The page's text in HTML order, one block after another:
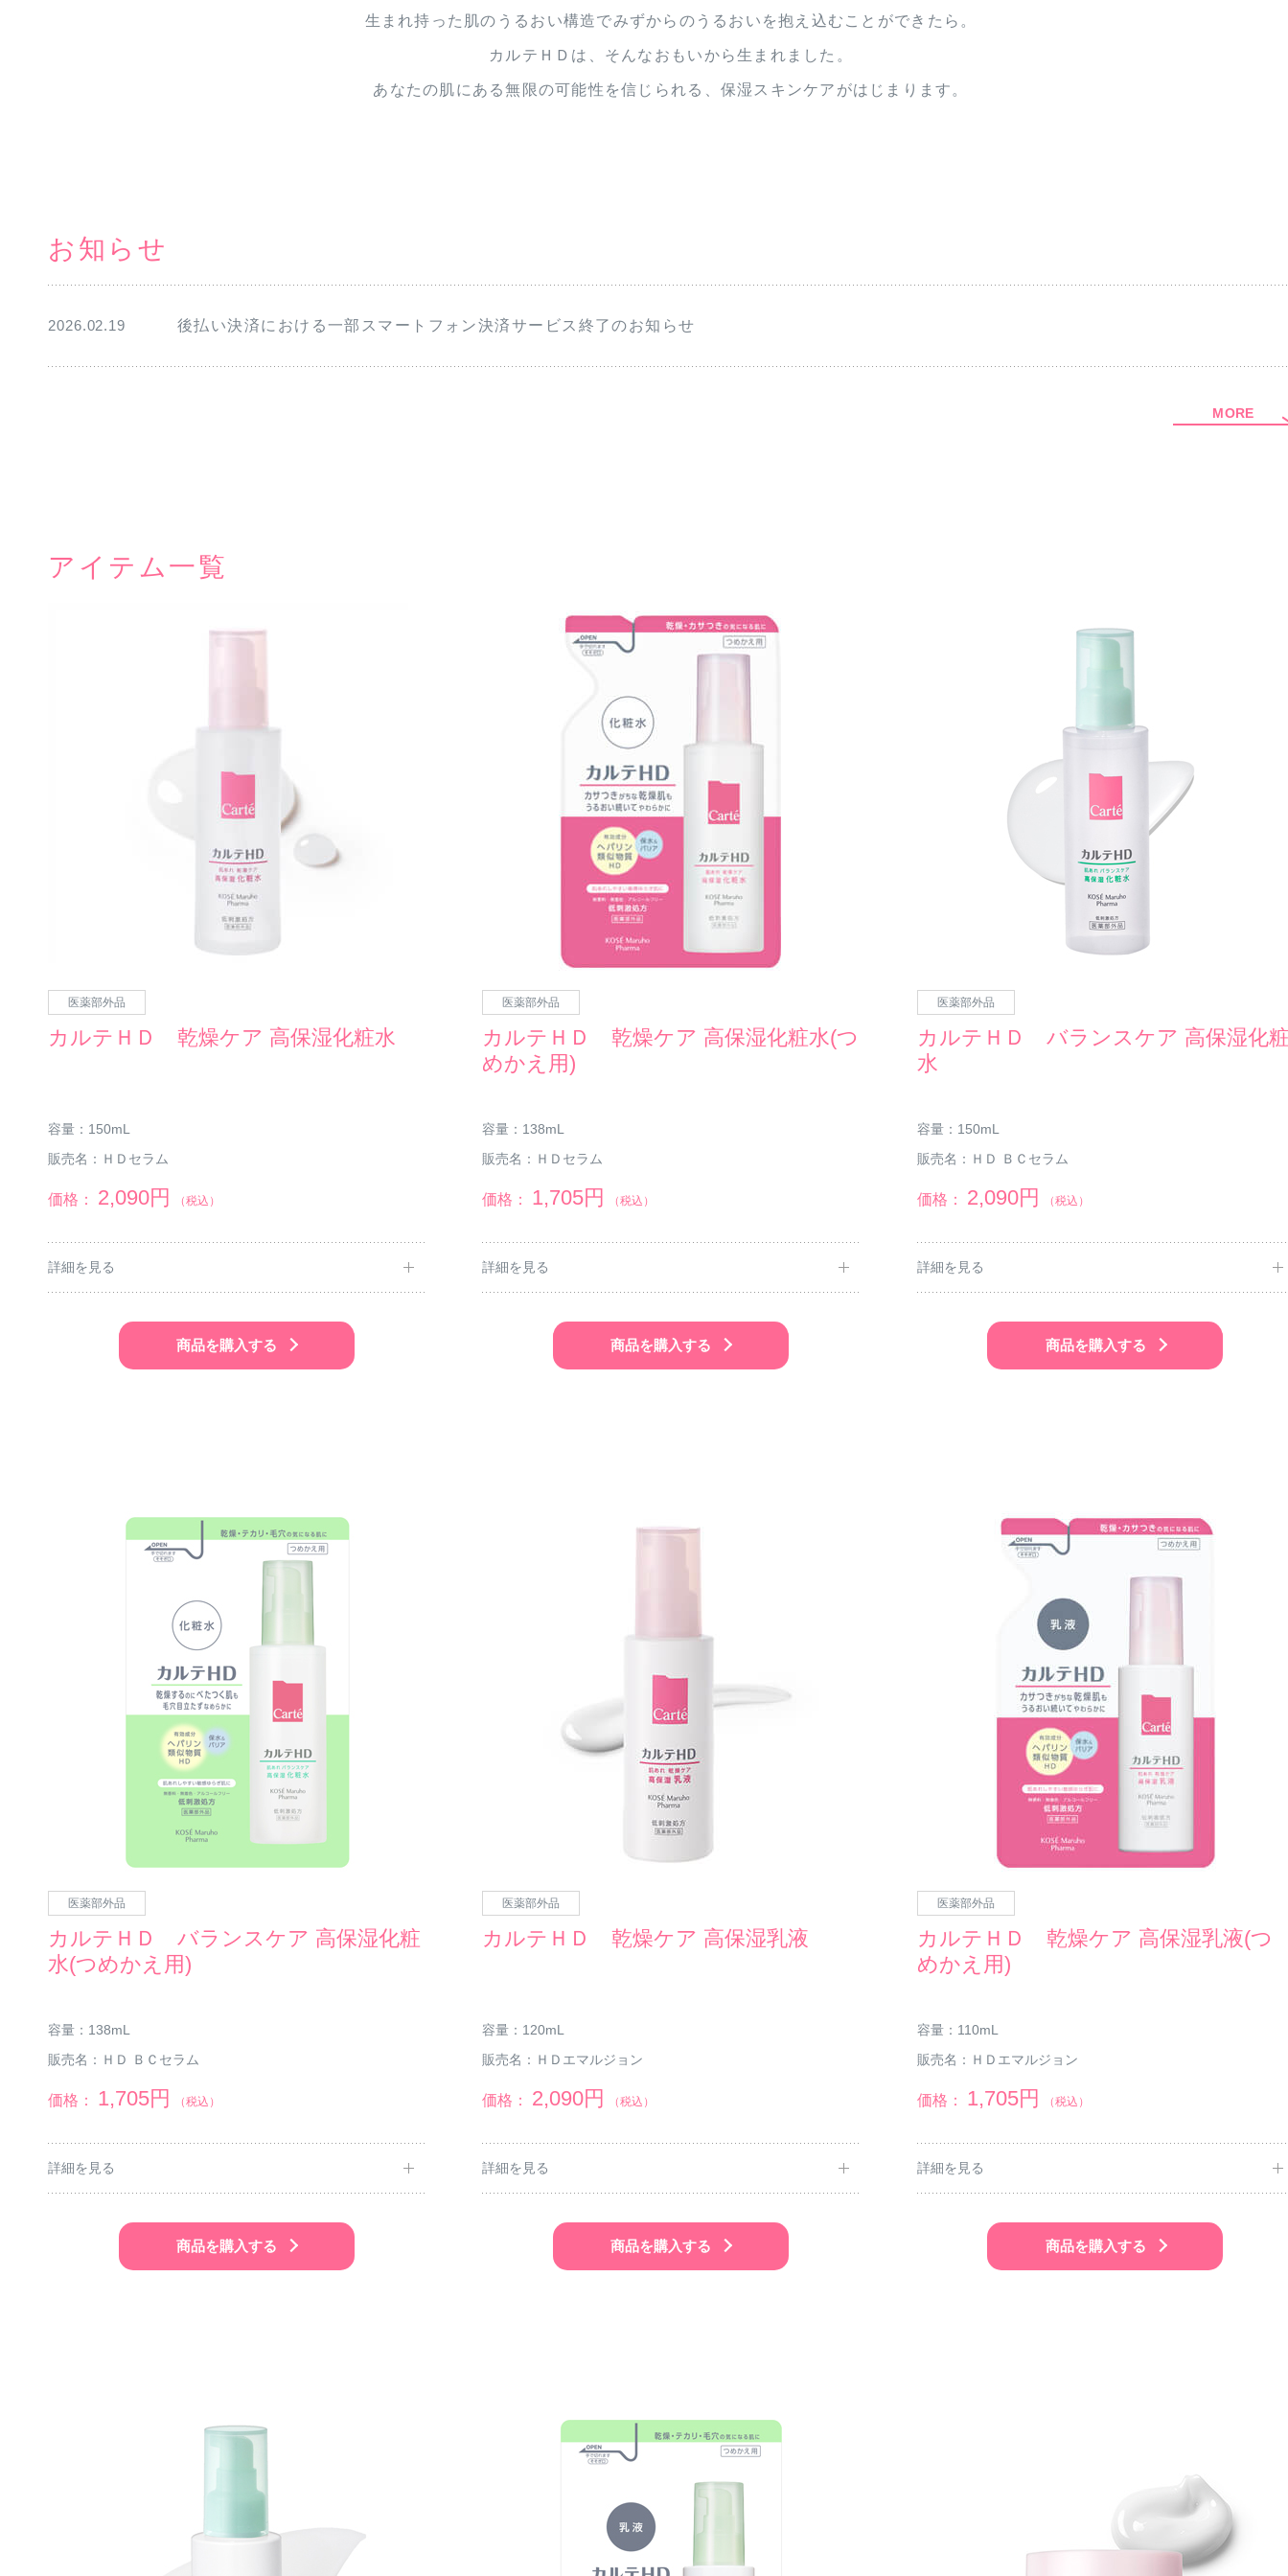
生まれ持った肌のうるおい構造でみずからのうるおいを抱え込むことができたら。
カルテＨＤは、そんなおもいから生まれました。
あなたの肌にある無限の可能性を信じられる、保湿スキンケアがはじまります。
お知らせ
2026.02.19 後払い決済における一部スマートフォン決済サービス終了のお知らせ
MORE
アイテム一覧
医薬部外品
カルテＨＤ 乾燥ケア 高保湿化粧水
容量： 150mL
販売名： ＨＤセラム
価格： 2,090円 （税込）
詳細を見る
商品を購入する
医薬部外品
カルテＨＤ 乾燥ケア 高保湿化粧水(つ
めかえ用)
容量： 138mL
販売名： ＨＤセラム
価格： 1,705円 （税込）
詳細を見る
商品を購入する
医薬部外品
カルテＨＤ バランスケア 高保湿化
水
容量： 150mL
販売名： ＨＤ ＢＣセラム
価格： 2,090円 （税込）
詳細を見る
商品を購入する
医薬部外品
カルテＨＤ バランスケア 高保湿化粧
水(つめかえ用)
容量： 138mL
販売名： ＨＤ ＢＣセラム
価格： 1,705円 （税込）
詳細を見る
商品を購入する
医薬部外品
カルテＨＤ 乾燥ケア 高保湿乳液
容量： 120mL
販売名： ＨＤエマルジョン
価格： 2,090円 （税込）
詳細を見る
商品を購入する
医薬部外品
カルテＨＤ 乾燥ケア 高保湿乳液(つ
めかえ用)
容量： 110mL
販売名： ＨＤエマルジョン
価格： 1,705円 （税込）
詳細を見る
商品を購入する